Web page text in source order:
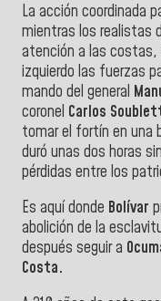
La acción coordinada
mientras los realistas
atención a las costas,
izquierdo las fuerzas
mando del general
coronel Carlos
tomar el fortín en una
duró unas dos horas
pérdidas entre los
Es aquí donde Bolívar
abolición de la
después seguir a
Costa.